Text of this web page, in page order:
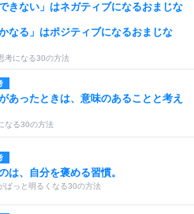
できない」はネガティブになるおまじな
かなる」はポジティブになるおまじな
考になる30の方法
あったときは、意味のあることと考え
なる30の方法
は、自分を褒める習慣。
ぱっと明るくなる30の方法